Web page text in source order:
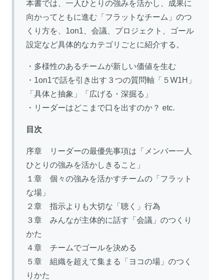
本書では、一人ひとりの強みを活かし、成果に
向かってともに進む「フラットなチーム」のつ
くり方を、1on1、会議、プロジェクト、ゴール
設定など具体的なカテゴリごとに紹介する。
・多様性のあるチームが新しい価値を生む
・1on1で話を引き出す３つの質問軸「５W1H」
「具体と抽象」「広げる・深掘る」
・リーダーはどこまで口を出すのか？ etc.
目次
序章 リーダーの最優先事項は「メンバー一人
ひとりの強みを活かしきること」
１章 個々の強みを活かすチームの「フラット
な場」
２章 指示よりも大切な「聴く」行為
３章 みんなが主体的に話す「会議」のつくり
かた
４章 チームでゴールを決める
５章 組織を超えて集まる「ヨコの場」のつく
りかた